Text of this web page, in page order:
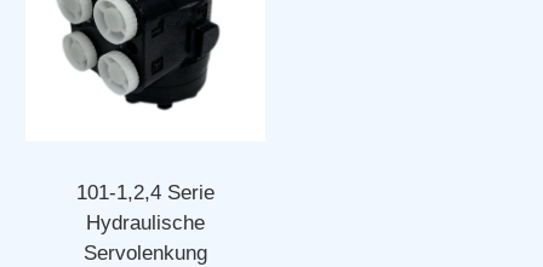
101-1,2,4 Serie
Hydraulische
Servolenkung